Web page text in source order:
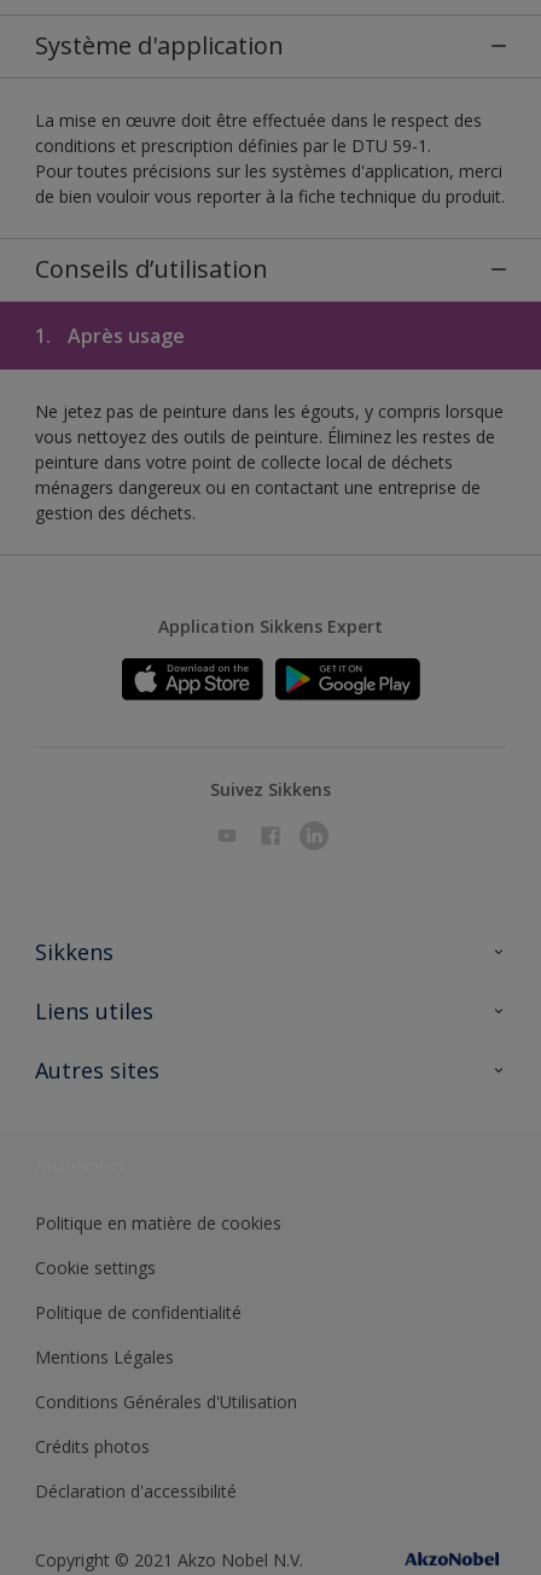
Système d'application
La mise en œuvre doit être effectuée dans le respect des
conditions et prescription définies par le DTU 59-1.
Pour toutes précisions sur les systèmes d'application, merci
de bien vouloir vous reporter à la fiche technique du produit.
Conseils d’utilisation
1. Après usage
Ne jetez pas de peinture dans les égouts, y compris lorsque
vous nettoyez des outils de peinture. Éliminez les restes de
peinture dans votre point de collecte local de déchets
ménagers dangereux ou en contactant une entreprise de
gestion des déchets.
Application Sikkens Expert
Suivez Sikkens
Sikkens
A propos de Sikkens
Liens utiles
Ouvrir un magasin PASS
Autres sites
Politique en matière de cookies
Cookie settings
Politique de confidentialité
Mentions Légales
Conditions Générales d'Utilisation
Crédits photos
Déclaration d'accessibilité
Copyright © 2021 Akzo Nobel N.V.